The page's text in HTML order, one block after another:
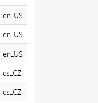
en_US
en_US
en_US
cs_CZ
cs_CZ